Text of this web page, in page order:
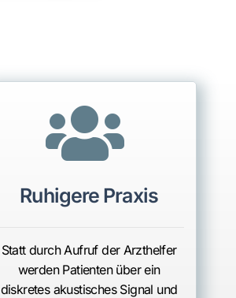
Ruhigere Praxis
Statt durch Aufruf der Arzthelfer
werden Patienten über ein
diskretes akustisches Signal und